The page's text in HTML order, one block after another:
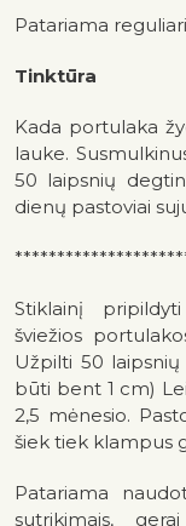
Patariama
Tinktūra
Kada portulaka
lauke.
50 laipsnių
dienų pastoviai
Stiklainį
šviežios
Užpilti 50
būti bent 1 cm)
2,5 mėnesio.
šiek tiek klampus
Patariama
sutrikimais,